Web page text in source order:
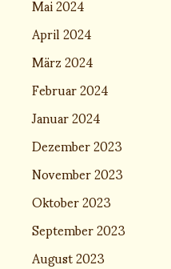
April 2024
März 2024
Februar 2024
Januar 2024
Dezember 2023
November 2023
Oktober 2023
September 2023
August 2023